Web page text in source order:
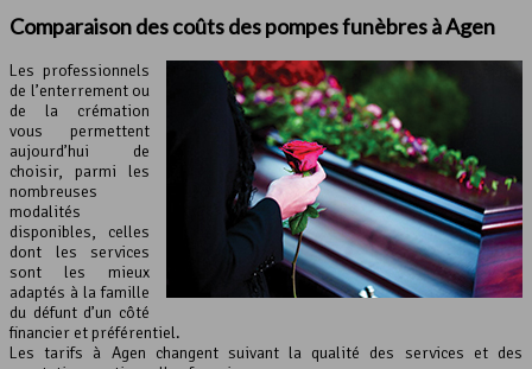
Comparaison des coûts des pompes funèbres à Agen
Les professionnels
de l’enterrement ou
de la crémation
vous permettent
aujourd’hui de
choisir, parmi les
nombreuses
modalités
disponibles, celles
dont les services
sont les mieux
adaptés à la famille
du défunt d’un côté
financier et préférentiel.
Les tarifs à Agen changent suivant la qualité des services et des